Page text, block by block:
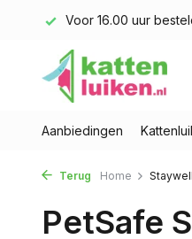
Voor 16.00 uur
Aanbiedingen
Terug Home
PetSafe